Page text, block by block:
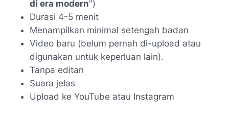
di era modern")
Durasi 4-5 menit
Menampilkan minimal setengah badan
Video baru (belum pernah di-upload atau
digunakan untuk keperluan lain).
Tanpa editan
Suara jelas
Upload ke YouTube atau Instagram